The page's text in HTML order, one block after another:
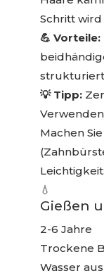
Schritt wird
💪 Vorteile:
💡 Tipp:
Machen
Leichtigkeit:
💧
Gießen
2-6 Jahre
Trockene
Wasser